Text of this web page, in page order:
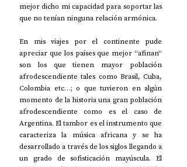
mejor dicho mi capacidad para soportar las
que no tenían ninguna relación armónica.
En mis viajes por el continente pude
apreciar que los países que mejor “afinan“
son los que tienen mayor población
afrodescendiente tales como Brasil, Cuba,
Colombia etc…; o que tuvieron en algún
momento de la historia una gran población
afrodescendiente como es el caso de
Argentina. El tambor es el instrumento que
caracteriza la música africana y se ha
desarrollado a través de los siglos llegando a
un grado de sofisticación mayúscula. El